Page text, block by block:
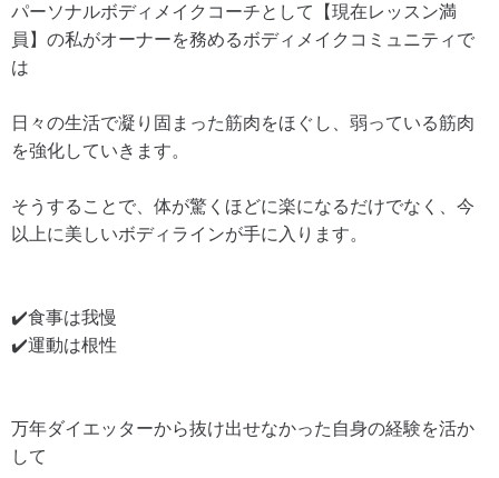
パーソナルボディメイクコーチとして【現在レッスン満
員】の私がオーナーを務めるボディメイクコミュニティで
は
日々の生活で凝り固まった筋肉をほぐし、弱っている筋肉
を強化していきます。
そうすることで、体が驚くほどに楽になるだけでなく、今
以上に美しいボディラインが手に入ります。
✔️食事は我慢
✔️運動は根性
万年ダイエッターから抜け出せなかった自身の経験を活か
して